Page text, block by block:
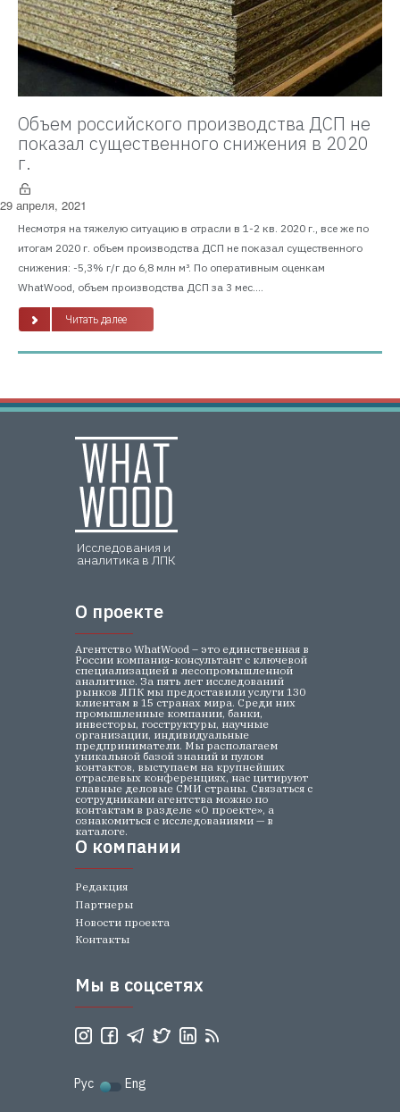
Объем российского производства ДСП не
показал существенного снижения в 2020
г.
29 апреля, 2021
Несмотря на тяжелую ситуацию в отрасли в 1-2 кв. 2020 г., все же по
итогам 2020 г. объем производства ДСП не показал существенного
снижения: -5,3% г/г до 6,8 млн м³. По оперативным оценкам
WhatWood, объем производства ДСП за 3 мес....
Читать далее
Редакция
Партнеры
Агентство WhatWood – это единственная в
России компания-консультант с ключевой
специализацией в лесопромышленной
аналитике. За пять лет исследований
рынков ЛПК мы предоставили услуги 130
клиентам в 15 странах мира. Среди них
промышленные компании, банки,
инвесторы, госструктуры, научные
организации, индивидуальные
предприниматели. Мы располагаем
уникальной базой знаний и пулом
контактов, выступаем на крупнейших
отраслевых конференциях, нас цитируют
главные деловые СМИ страны. Связаться с
сотрудниками агентства можно по
контактам в разделе «О проекте», а
ознакомиться с исследованиями — в
каталоге.
Новости проекта
Контакты
Исследования и
аналитика в ЛПК
О проекте
О компании
Мы в соцсетях
Рус Eng
О проекте
Мы в соцсетях
О компании